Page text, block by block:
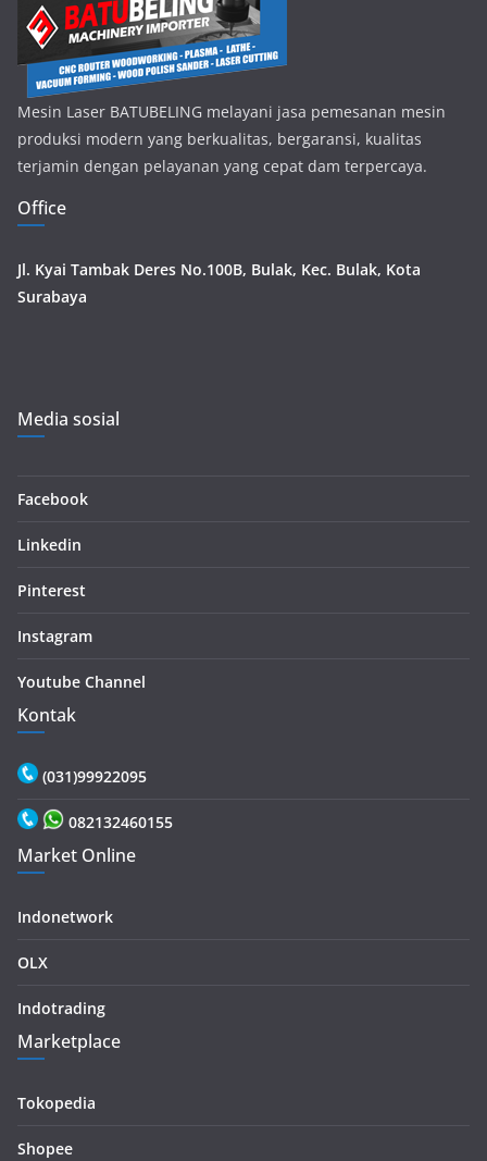
Mesin Laser BATUBELING melayani jasa pemesanan mesin
produksi modern yang berkualitas, bergaransi, kualitas
terjamin dengan pelayanan yang cepat dam terpercaya.
Office
Jl. Kyai Tambak Deres No.100B, Bulak, Kec. Bulak, Kota
Surabaya
Media sosial
Facebook
Linkedin
Pinterest
Instagram
Youtube Channel
Kontak
(031)99922095
082132460155
Market Online
Indonetwork
OLX
Indotrading
Marketplace
Tokopedia
Shopee